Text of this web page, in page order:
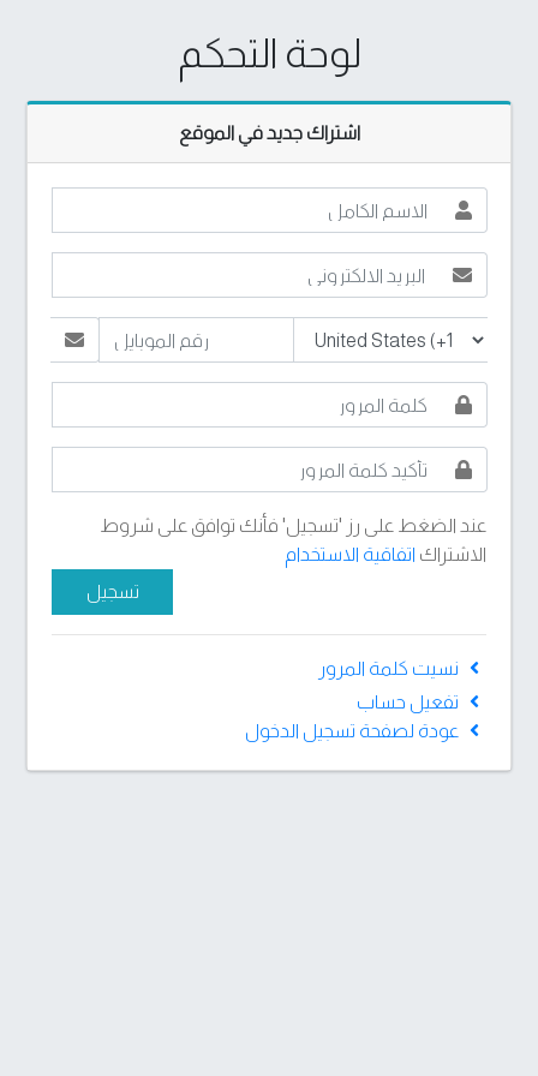
لوحة التحكم
اشتراك جديد في الموقع
عند الضغط على رز 'تسجيل' فأنك توافق على شروط
الاشتراك اتفاقية الاستخدام
تسجيل
نسيت كلمة المرور
تفعيل حساب
عودة لصفحة تسجيل الدخول